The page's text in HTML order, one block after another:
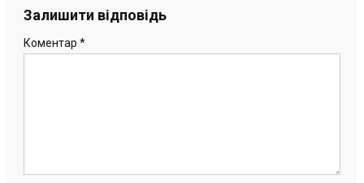
записів
Залишити відповідь
Коментар *